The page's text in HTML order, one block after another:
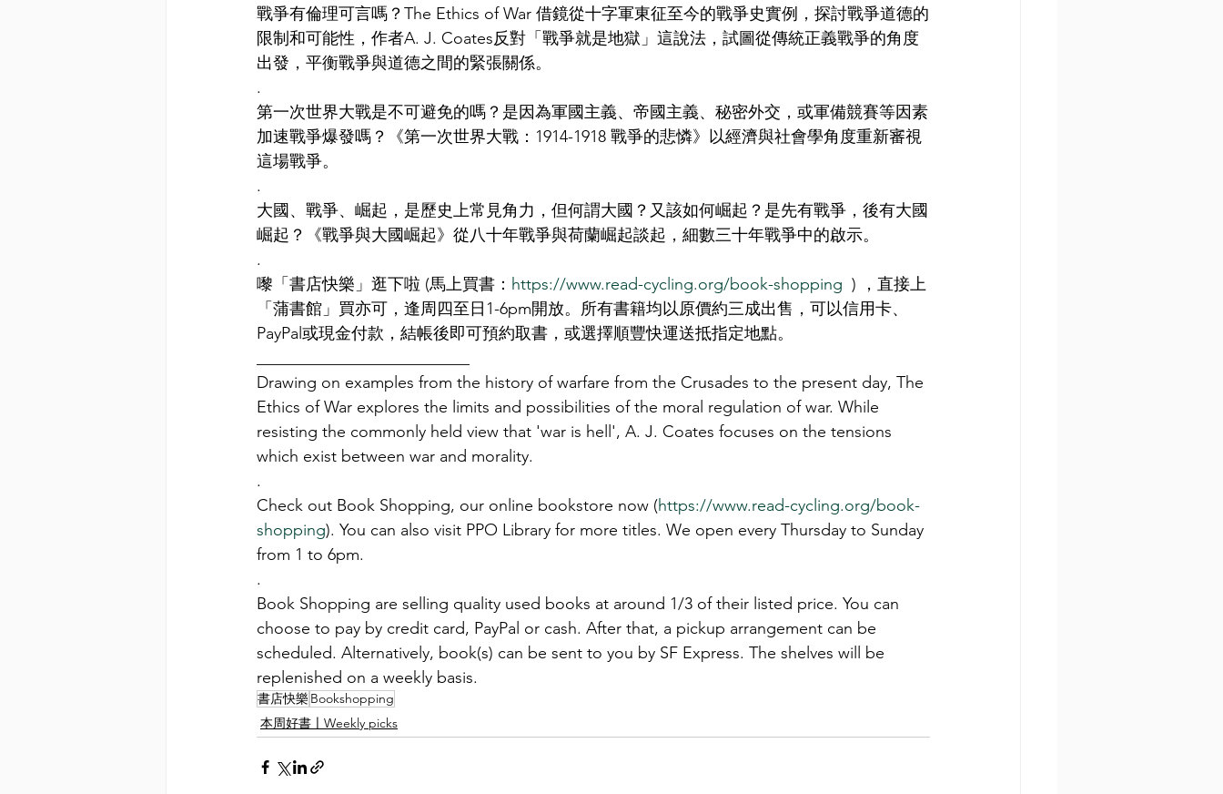
戰爭有倫理可言嗎？The Ethics of War 借鏡從十字軍東征至今的戰爭史實例，探討戰爭道德的
限制和可能性，作者A. J. Coates反對「戰爭就是地獄」這說法，試圖從傳統正義戰爭的角度
出發，平衡戰爭與道德之間的緊張關係。
.
第一次世界大戰是不可避免的嗎？是因為軍國主義、帝國主義、秘密外交，或軍備競賽等因素
加速戰爭爆發嗎？《第一次世界大戰：1914-1918 戰爭的悲憐》以經濟與社會學角度重新審視
這場戰爭。
.
大國、戰爭、崛起，是歷史上常見角力，但何謂大國？又該如何崛起？是先有戰爭，後有大國
崛起？《戰爭與大國崛起》從八十年戰爭與荷蘭崛起談起，細數三十年戰爭中的啟示。
.
嚟「書店快樂」逛下啦 (馬上買書： https://www.read-cycling.org/book-shopping ) ，直接上
「蒲書館」買亦可，逢周四至日1-6pm開放。所有書籍均以原價約三成出售，可以信用卡、
PayPal或現金付款，結帳後即可預約取書，或選擇順豐快運送抵指定地點。
Drawing on examples from the history of warfare from the Crusades to the present day, The
Ethics of War explores the limits and possibilities of the moral regulation of war. While
resisting the commonly held view that 'war is hell', A. J. Coates focuses on the tensions
which exist between war and morality.
.
Check out Book Shopping, our online bookstore now (https://www.read-cycling.org/book-
shopping). You can also visit PPO Library for more titles. We open every Thursday to Sunday
from 1 to 6pm.
.
Book Shopping are selling quality used books at around 1/3 of their listed price. You can
choose to pay by credit card, PayPal or cash. After that, a pickup arrangement can be
scheduled. Alternatively, book(s) can be sent to you by SF Express. The shelves will be
replenished on a weekly basis.
書店快樂 Bookshopping
本周好書〡Weekly picks